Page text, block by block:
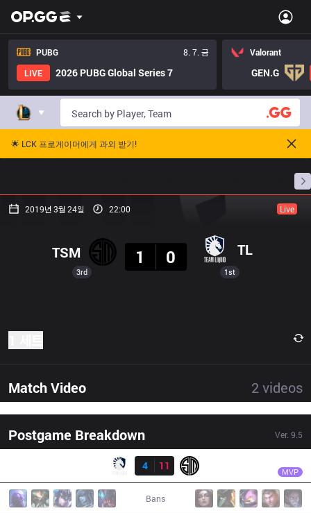
PUBG
8. 7. 금
LIVE
2026 PUBG Global Series 7
Valorant
GEN.G
🌟 LCK 프로게이머에게 과외 받기!
프로빌
2019년 3월 24일 22:00 Live
3rd
TSM
1
0 TL
1st
Match Video 2 videos
Postgame Breakdown Ver. 9.5
4
11 MVP
Bans